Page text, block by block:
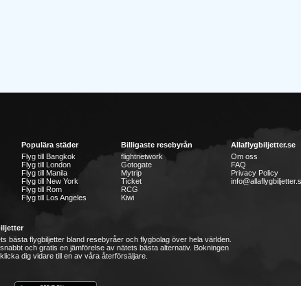
Populära städer
Flyg till Bangkok
Flyg till London
Flyg till Manila
Flyg till New York
Flyg till Rom
Flyg till Los Angeles
Billigaste resebyrån
flightnetwork
Gotogate
Mytrip
Ticket
RCG
Kiwi
Allaflygbiljetter.se
Om oss
FAQ
Privacy Policy
bästa flygbiljetter bland resebyråer och flygbolag över hela världen.
och gratis en jämförelse av nätets bästa alternativ. Bokningen
dig vidare till en av våra återförsäljare.